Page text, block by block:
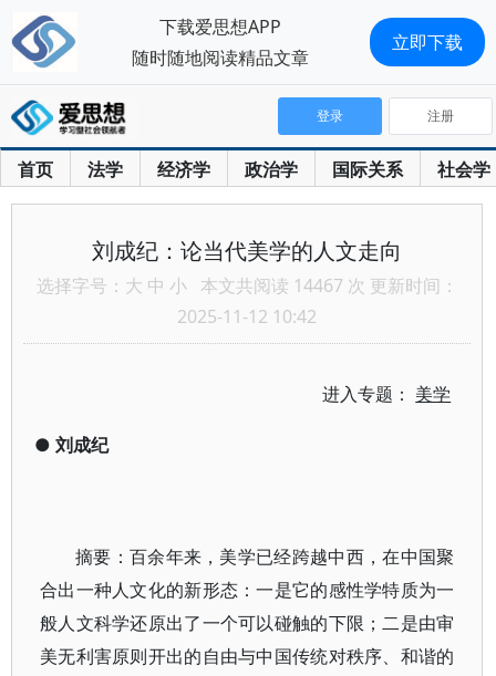
首页 法学 经济学 政治学 国际关系 社会学
登录 注册
刘成纪：论当代美学的人文走向
选择字号： 大 中 小 本文共阅读 14467 次 更新时间：
2025-11-12 10:42
进入专题： 美学
● 刘成纪
摘要：百余年来，美学已经跨越中西，在中国聚
合出一种人文化的新形态：一是它的感性学特质为一
般人文科学还原出了一个可以碰触的下限；二是由审
美无利害原则开出的自由与中国传统对秩序、和谐的
下载爱思想APP
随时随地阅读精品文章
立即下载